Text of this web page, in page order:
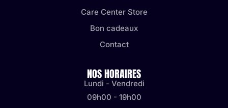
Care Center Store
Bon cadeaux
Contact
NOS HORAIRES
Lundi - Vendredi
09h00 - 19h00